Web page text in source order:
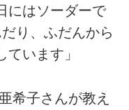
にはソーダーで
り、ふだんから
います」
希子さんが教え